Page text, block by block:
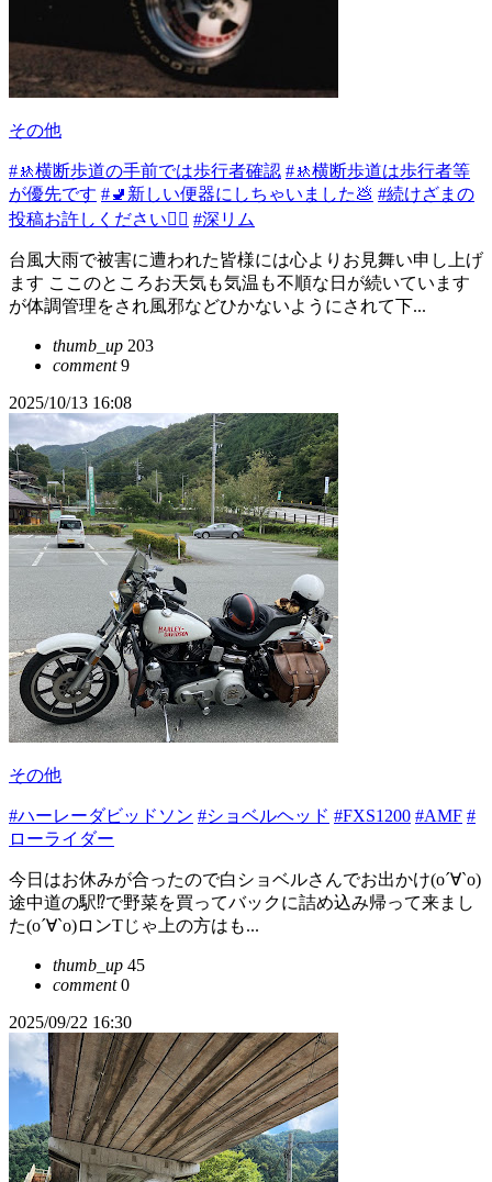
その他
#🚸横断歩道の手前では歩行者確認 #🚸横断歩道は歩行者等
が優先です #🚽新しい便器にしちゃいました💩 #続けざまの
投稿お許しください🙇‍♂️ #深リム
台風大雨で被害に遭われた皆様には心よりお見舞い申し上げ
ます ここのところお天気も気温も不順な日が続いています
が体調管理をされ風邪などひかないようにされて下...
thumb_up 203
comment9
2025/10/13 16:08
その他
#ハーレーダビッドソン #ショベルヘッド #FXS1200 #AMF #
ローライダー
今日はお休みが合ったので白ショベルさんでお出かけ(о´∀`о)
途中道の駅⁉️で野菜を買ってバックに詰め込み帰って来まし
た(о´∀`о)ロンTじゃ上の方はも...
thumb_up 45
comment0
2025/09/22 16:30